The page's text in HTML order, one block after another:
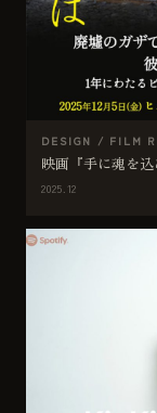
DESIGN / FILM
映画『手に魂を
2025.12